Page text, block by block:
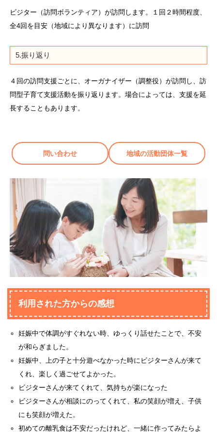
ビジター（訪問ボランティア）が訪問します。１回２時間程度、
全4回を目安（地域により異なります）に訪問
5.振り返り
４回の訪問支援ごとに、オーガナイザー（調整役）が訪問し、訪
問型子育て支援活動を振り返ります。場合によっては、支援を延
長することもあります。
問い合わせ 地域の活動団体一覧
利用された方からの感想
妊娠中で体調がすぐれない時、ゆっくり話せたことで、不安
が和らぎました。
妊娠中、上の子と十分遊べなかった時にビジターさんが来て
くれ、楽しく過ごせてよかった。
ビジターさんが来てくれて、気持ちが楽になった
ビジターさんが相談にのってくれて、私の笑顔が増え、子供
にも笑顔が増えた。
初めての離乳食は不安だったけれど、一緒に作ってみたらよ